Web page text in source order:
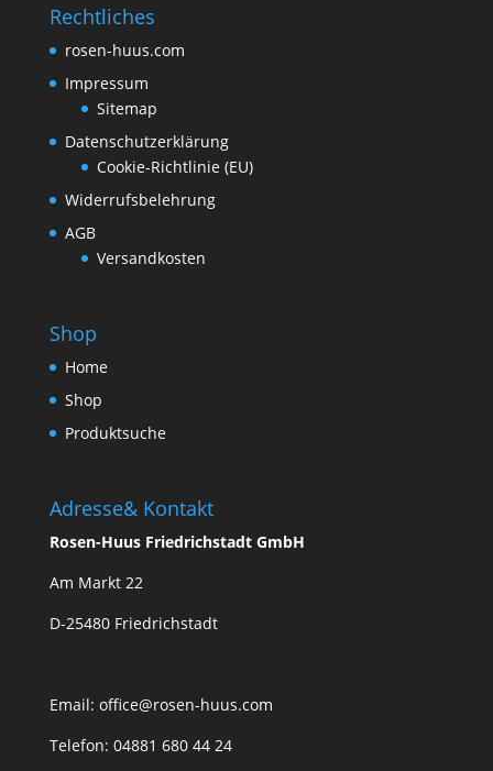
Rechtliches
rosen-huus.com
Impressum
Sitemap
Datenschutzerklärung
Cookie-Richtlinie (EU)
Widerrufsbelehrung
AGB
Versandkosten
Shop
Home
Shop
Produktsuche
Adresse& Kontakt
Rosen-Huus Friedrichstadt GmbH
Am Markt 22
D-25480 Friedrichstadt
Email: office@rosen-huus.com
Telefon: 04881 680 44 24